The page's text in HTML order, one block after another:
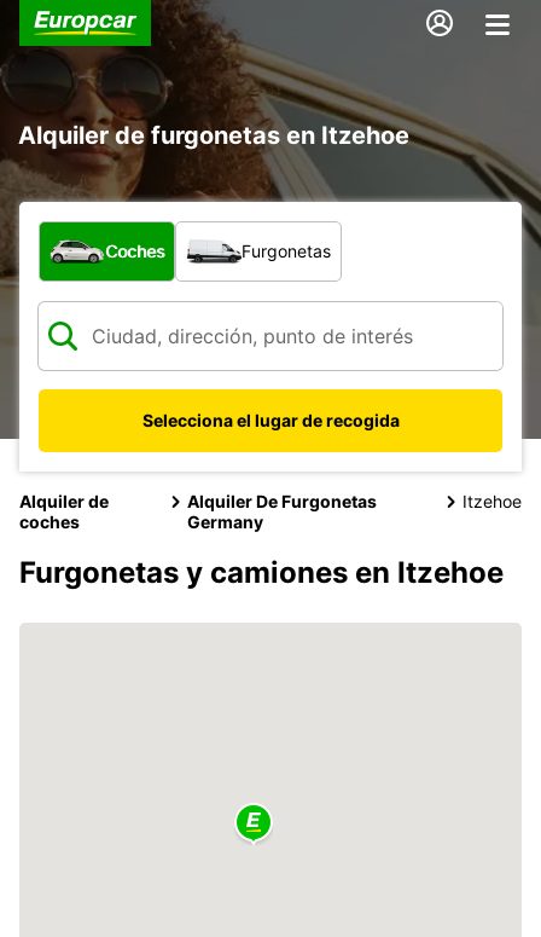
Alquiler de furgonetas en Itzehoe
¿Qué tipo de vehículo?
Coches Furgonetas
Selecciona el lugar de recogida
Alquiler de
coches
Alquiler De Furgonetas
Germany
Itzehoe
Furgonetas y camiones en Itzehoe